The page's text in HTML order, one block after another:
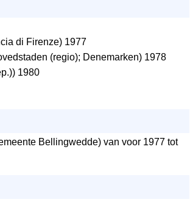
di Firenze) 1977
(regio); Denemarken) 1978
1980
Bellingwedde) van voor 1977 tot